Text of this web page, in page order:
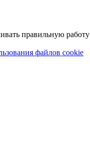
правильную работу
файлов cookie